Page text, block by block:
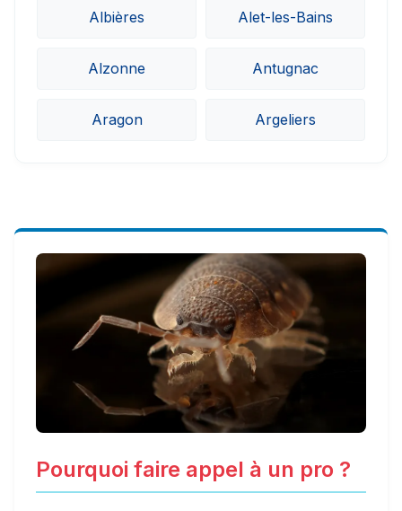
Albières Alet-les-Bains
Alzonne Antugnac
Aragon Argeliers
Pourquoi faire appel à un pro ?